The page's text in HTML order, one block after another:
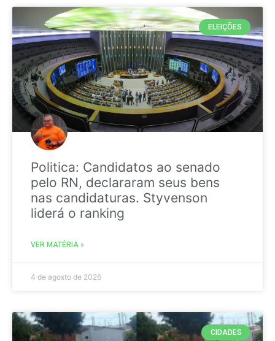
ELEIÇÕES
Politica: Candidatos ao senado
pelo RN, declararam seus bens
nas candidaturas. Styvenson
liderá o ranking
VER MATÉRIA »
4 de agosto de 2026
CIDADES